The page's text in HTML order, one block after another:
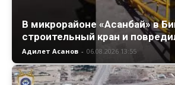
В микрорайоне «Асанбай» в
строительный кран и
Адилет Асанов - 06.08.2026 13:55